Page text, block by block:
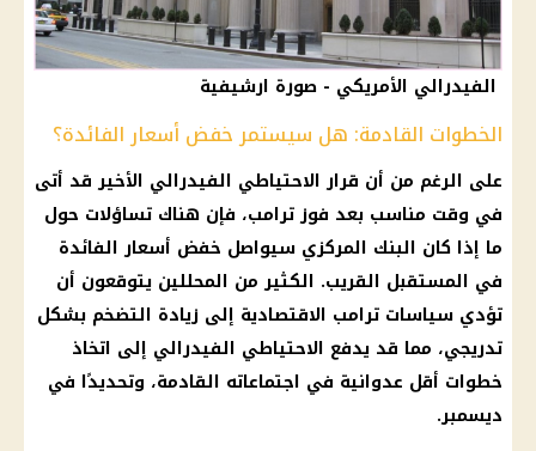
الفيدرالي الأمريكي - صورة ارشيفية
الخطوات القادمة: هل سيستمر خفض أسعار الفائدة؟
على الرغم من أن قرارالاحتياطي الفيدرالي الأخير قد أتى
في وقت مناسب بعد فوزترامب، فإن هناك تساؤلات حول
ما إذا كان البنك المركزي سيواصل خفض أسعار الفائدة
في المستقبل القريب. الكثير من المحللين يتوقعون أن
تؤدي سياسات ترامب الاقتصادية إلى زيادة التضخم بشكل
تدريجي، مما قد يدفع الاحتياطي الفيدرالي إلى اتخاذ
خطوات أقل عدوانية في اجتماعاته القادمة، وتحديدًا في
ديسمبر.